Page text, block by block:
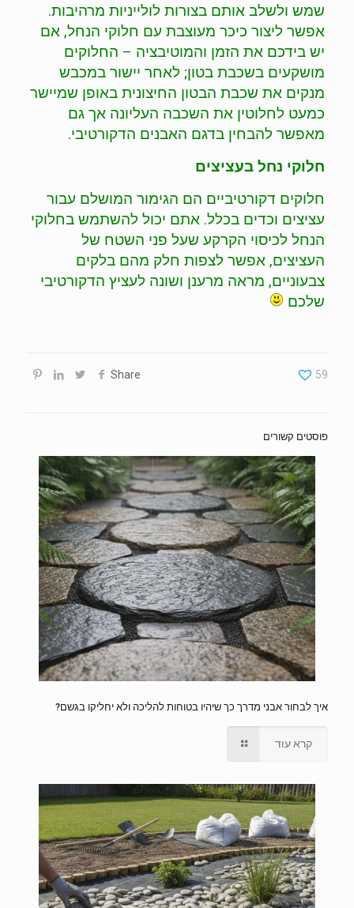
שמש ולשלב אותם בצורות לולייניות מרהיבות.
אפשר ליצור כיכר מעוצבת עם חלוקי הנחל, אם
יש בידכם את הזמן והמוטיבציה – החלוקים
מושקעים בשכבת בטון; לאחר יישור במכבש
מנקים את שכבת הבטון החיצונית באופן שמיישר
כמעט לחלוטין את השכבה העליונה אך גם
מאפשר להבחין בדגם האבנים הדקורטיבי.
חלוקי נחל בעציצים
חלוקים דקורטיביים הם הגימור המושלם עבור
עציצים וכדים בכלל. אתם יכול להשתמש בחלוקי
הנחל לכיסוי הקרקע שעל פני השטח של
העציצים, אפשר לצפות חלק מהם בלקים
צבעוניים, מראה מרענן ושונה לעציץ הדקורטיבי
שלכם
Share 59
פוסטים קשורים
איך לבחור אבני מדרך כך שיהיו בטוחות להליכה ולא יחליקו בגשם?
קרא עוד